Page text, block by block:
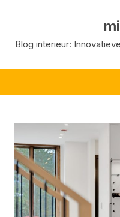
contentBlog interieur: